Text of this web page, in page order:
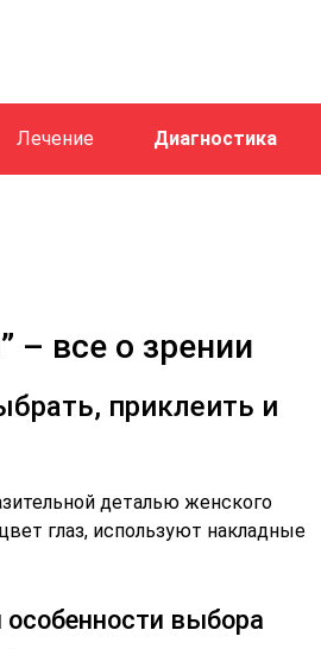
Лечение Диагностика
– все о зрении
приклеить и
деталью женского
глаз, используют накладные
выбора